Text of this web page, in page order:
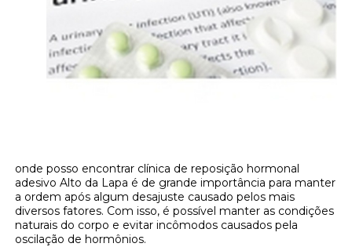
onde posso encontrar clínica de reposição hormonal
adesivo Alto da Lapa é de grande importância para manter
a ordem após algum desajuste causado pelos mais
diversos fatores. Com isso, é possível manter as condições
naturais do corpo e evitar incômodos causados pela
oscilação de hormônios.